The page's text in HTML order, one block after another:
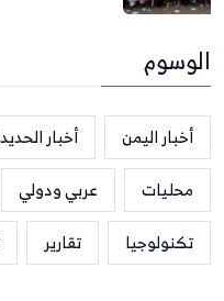
الوسوم
أخبار اليمن أخبار
محليات
عربي ودولي
تكنولوجيا
تقارير